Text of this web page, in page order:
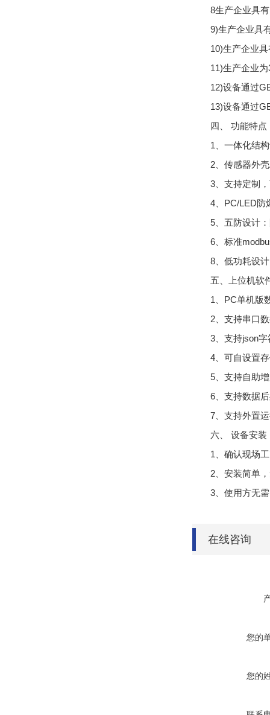
8生产企业具
9)生产企业具
10)生产企业
11)生产企业
12)设备通过
13)设备通过
四、 功能特点
1、一体化结
2、传感器外
3、支持定制
4、PC/LED防
5、五防设计
6、标准
8、低功耗设
五、上位机软
1、PC单机版
2、支持串口
3、支持json
4、可自设置
5、支持自助
6、支持数据
7、支持外置
六、 设备安装
1、确认现场
2、安装简单
3、使用方无
在线咨询
您的
您的